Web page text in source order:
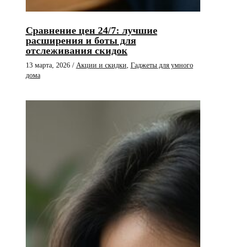
Сравнение цен 24/7: лучшие
расширения и боты для
отслеживания скидок
13 марта, 2026 / Акции и скидки, Гаджеты для умного
дома